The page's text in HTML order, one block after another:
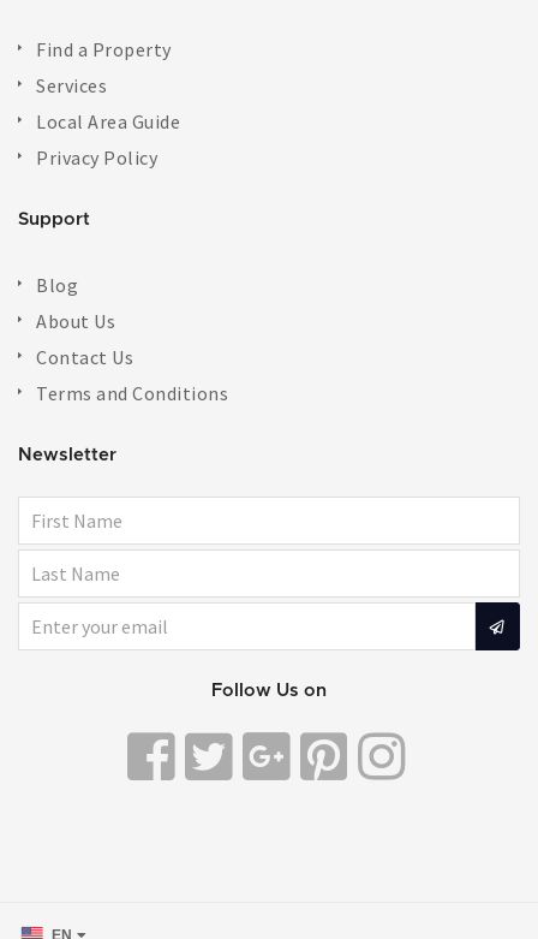
Find a Property
Services
Local Area Guide
Privacy Policy
Support
Blog
About Us
Contact Us
Terms and Conditions
Newsletter
Follow Us on
EN